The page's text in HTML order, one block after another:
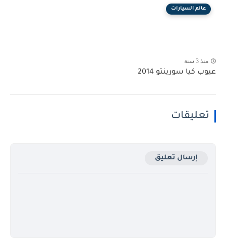
عالم السيارات
منذ 3 سنة
عيوب كيا سورينتو 2014
تعليقات
إرسال تعليق